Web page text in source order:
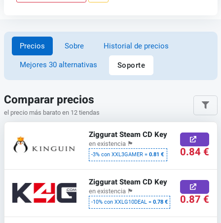
Precios Sobre Historial de precios
Mejores 30 alternativas Soporte
Comparar precios
el precio más barato en 12 tiendas
Ziggurat Steam CD Key
en existencia 🏴
-3% con XXL3GAMER =0.81 € 0.84 €
Ziggurat Steam CD Key
en existencia 🏴
-10% con XXLG10DEAL =0.78 € 0.87 €